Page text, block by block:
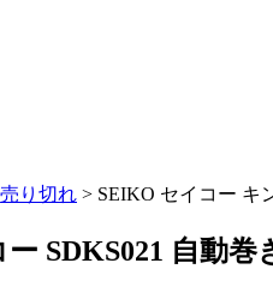
売り切れ > SEIKO セイコー キ
SDKS021 自動巻